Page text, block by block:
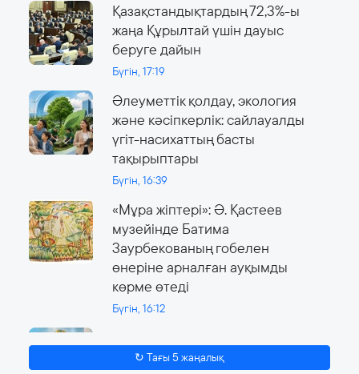
Қазақстандықтардың 72,3%-ы
жаңа Құрылтай үшін дауыс
беруге дайын
Бүгін, 17:19
Әлеуметтік қолдау, экология
және кәсіпкерлік: сайлауалды
үгіт-насихаттың басты
тақырыптары
Бүгін, 16:39
«Мұра жіптері»: Ә. Қастеев
музейінде Батима
Заурбекованың гобелен
өнеріне арналған ауқымды
көрме өтеді
Бүгін, 16:12
жұмыс істейді
↻ Тағы 5 жаңалық